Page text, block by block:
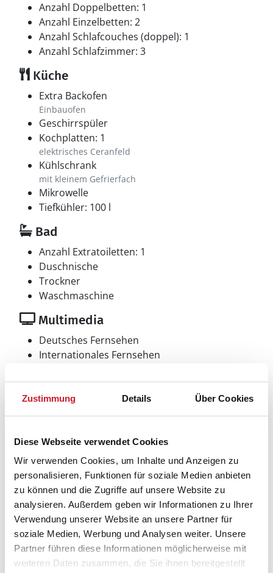
Zustimmung Details Über Cookies
Diese Webseite verwendet Cookies
Wir verwenden Cookies, um Inhalte und Anzeigen zu
personalisieren, Funktionen für soziale Medien anbieten
zu können und die Zugriffe auf unsere Website zu
analysieren. Außerdem geben wir Informationen zu Ihrer
Verwendung unserer Website an unsere Partner für
soziale Medien, Werbung und Analysen weiter. Unsere
Partner führen diese Informationen möglicherweise mit
weiteren Daten zusammen, die Sie ihnen bereitgestellt
Anzahl Doppelbetten: 1
Anzahl Einzelbetten: 2
Anzahl Schlafcouches (doppel): 1
Anzahl Schlafzimmer: 3
Küche
Extra Backofen
Einbauofen
Geschirrspüler
Kochplatten: 1
elektrisches Ceranfeld
Kühlschrank
mit kleinem Gefrierfach
Mikrowelle
Tiefkühler: 100 l
Bad
Anzahl Extratoiletten: 1
Duschnische
Trockner
Waschmaschine
Multimedia
Deutsches Fernsehen
Internationales Fernsehen
Internet
WLAN
Gartenmöbel
Sonstiges
Fußbodenheizung
Neben- und Verbrauchskosten